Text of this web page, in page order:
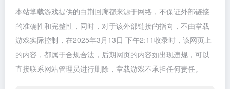
本站掌载游戏提供的白荆回廊都来源于网络，不保证外部链接
的准确性和完整性，同时，对于该外部链接的指向，不由掌载
游戏实际控制，在2025年3月13日 下午2:11收录时，该网页上
的内容，都属于合规合法，后期网页的内容如出现违规，可以
直接联系网站管理员进行删除，掌载游戏不承担任何责任。